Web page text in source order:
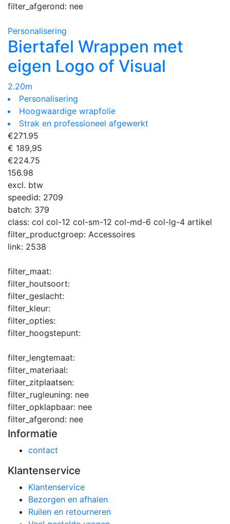
filter_afgerond: nee
Personalisering
Biertafel Wrappen met
eigen Logo of Visual
2.20m
Personalisering
Hoogwaardige wrapfolie
Strak en professioneel afgewerkt
€271.95
€ 189,95
€224.75
156.98
excl. btw
speedid: 2709
batch: 379
class: col col-12 col-sm-12 col-md-6 col-lg-4 artikel
filter_productgroep: Accessoires
link: 2538
filter_maat:
filter_houtsoort:
filter_geslacht:
filter_kleur:
filter_opties:
filter_hoogstepunt:
filter_lengtemaat:
filter_materiaal:
filter_zitplaatsen:
filter_rugleuning: nee
filter_opklapbaar: nee
filter_afgerond: nee
Informatie
contact
Klantenservice
Klantenservice
Bezorgen en afhalen
Ruilen en retourneren